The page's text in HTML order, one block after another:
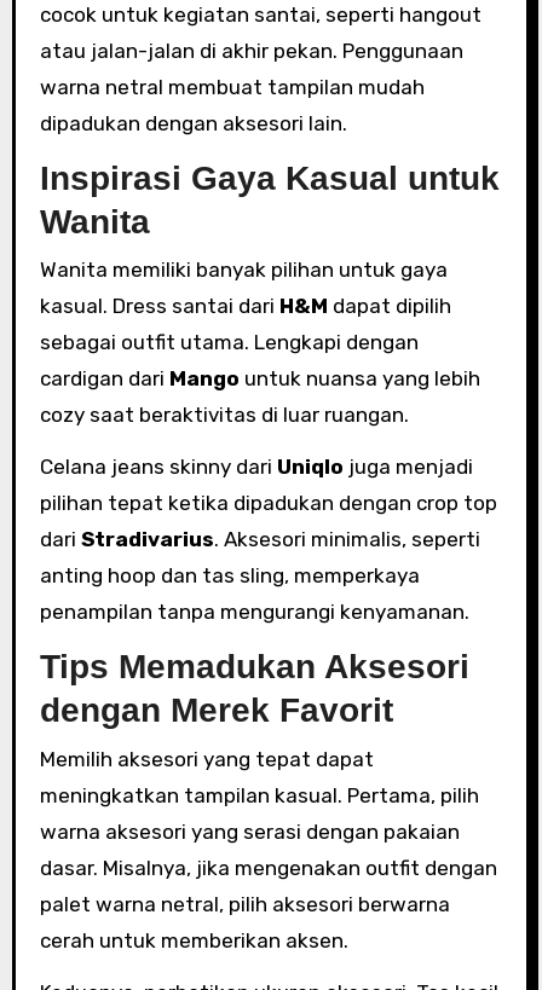
cocok untuk kegiatan santai, seperti hangout
atau jalan-jalan di akhir pekan. Penggunaan
warna netral membuat tampilan mudah
dipadukan dengan aksesori lain.
Inspirasi Gaya Kasual untuk
Wanita
Wanita memiliki banyak pilihan untuk gaya
kasual. Dress santai dari H&M dapat dipilih
sebagai outfit utama. Lengkapi dengan
cardigan dari Mango untuk nuansa yang lebih
cozy saat beraktivitas di luar ruangan.
Celana jeans skinny dari Uniqlo juga menjadi
pilihan tepat ketika dipadukan dengan crop top
dari Stradivarius. Aksesori minimalis, seperti
anting hoop dan tas sling, memperkaya
penampilan tanpa mengurangi kenyamanan.
Tips Memadukan Aksesori
dengan Merek Favorit
Memilih aksesori yang tepat dapat
meningkatkan tampilan kasual. Pertama, pilih
warna aksesori yang serasi dengan pakaian
dasar. Misalnya, jika mengenakan outfit dengan
palet warna netral, pilih aksesori berwarna
cerah untuk memberikan aksen.